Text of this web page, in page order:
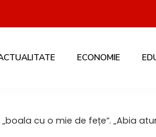
ECONOMIE
cu o mie de fețe“. „Abia